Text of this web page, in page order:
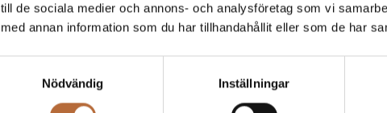
till de sociala medier och annons- och analysföretag som vi
med annan information som du har tillhandahållit eller som de har
Nödvändig
Inställningar